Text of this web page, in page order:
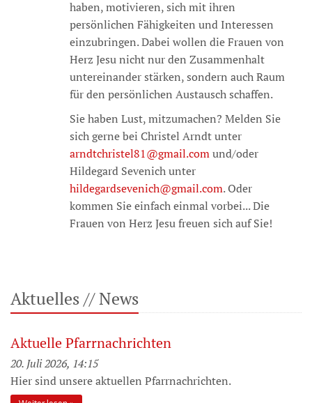
haben, motivieren, sich mit ihren
persönlichen Fähigkeiten und Interessen
einzubringen. Dabei wollen die Frauen von
Herz Jesu nicht nur den Zusammenhalt
untereinander stärken, sondern auch Raum
für den persönlichen Austausch schaffen.
Sie haben Lust, mitzumachen? Melden Sie
sich gerne bei Christel Arndt unter
arndtchristel81@gmail.comund/oder
Hildegard Sevenich unter
hildegardsevenich@gmail.com. Oder
kommen Sie einfach einmal vorbei... Die
Frauen von Herz Jesu freuen sich auf Sie!
Aktuelles // News
Aktuelle Pfarrnachrichten
20. Juli 2026, 14:15
Hier sind unsere aktuellen Pfarrnachrichten.